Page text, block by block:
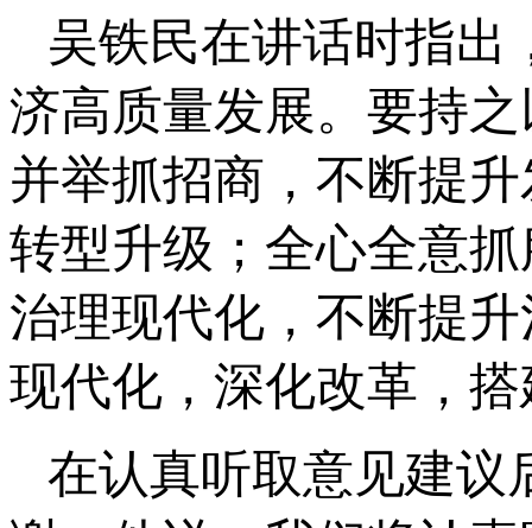
吴铁民在讲话时指出
济高质量发展。要持
并举抓招商，不断提
转型升级；全心全意
治理现代化，不断提
现代化，深化改革，
在认真听取意见建议